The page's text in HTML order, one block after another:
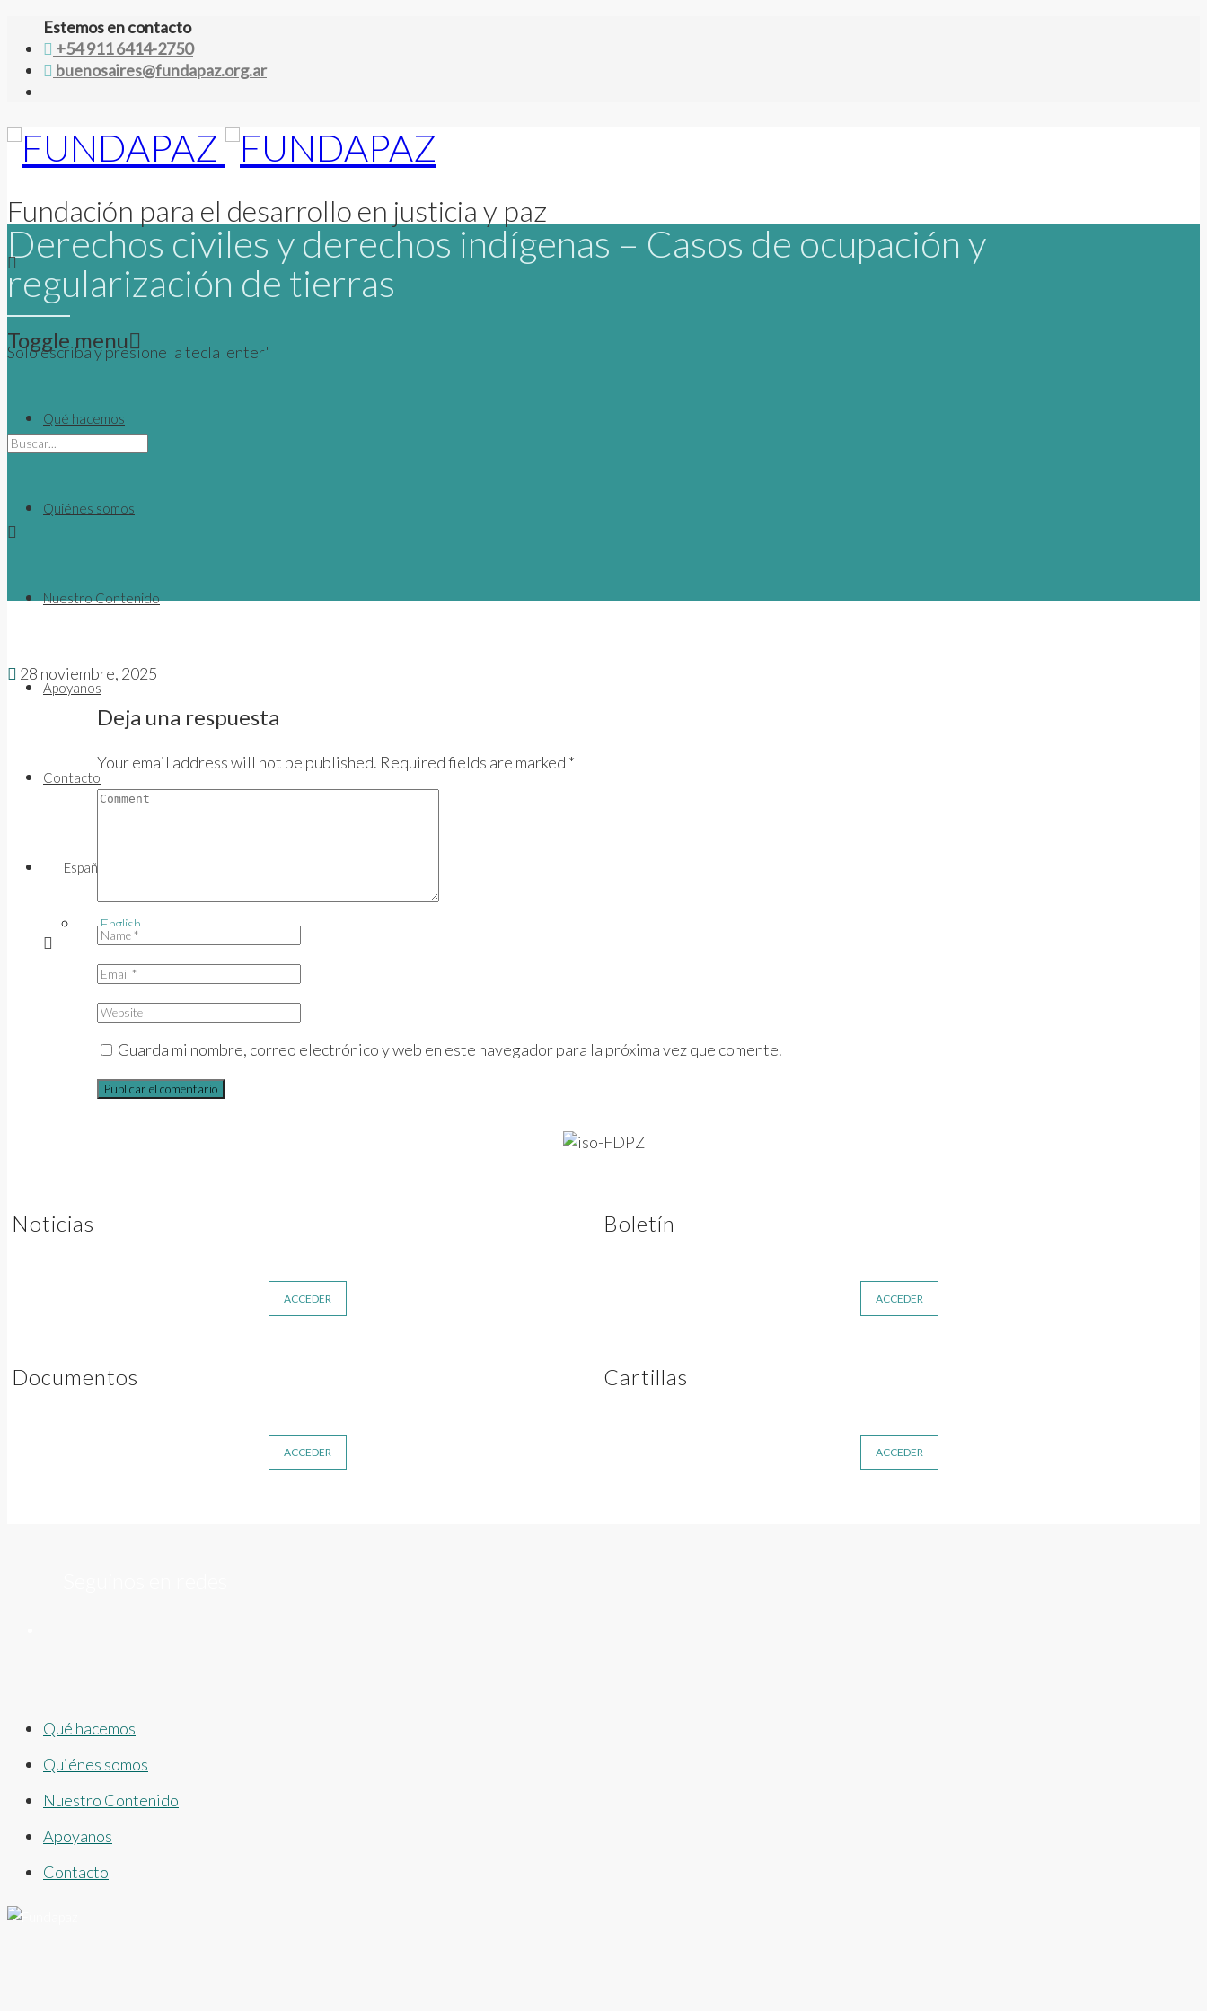
Estemos en contacto
+54 911 6414-2750
buenosaires@fundapaz.org.ar
Fundación para el desarrollo en justicia y paz
Solo escriba y presione la tecla 'enter'
Toggle menu
contentQué hacemos
Quiénes somos
Nuestro Contenido
Apoyanos
Contacto
Español
English
Derechos civiles y derechos indígenas – Casos de ocupación y
regularización de tierras
28 noviembre, 2025
Deja una respuesta
Your email address will not be published. Required fields are marked *
Guarda mi nombre, correo electrónico y web en este navegador para la próxima vez que comente.
Noticias
ACCEDER
Documentos
ACCEDER
Boletín
ACCEDER
Cartillas
ACCEDER
Qué hacemos
Quiénes somos
Nuestro Contenido
Apoyanos
Contacto